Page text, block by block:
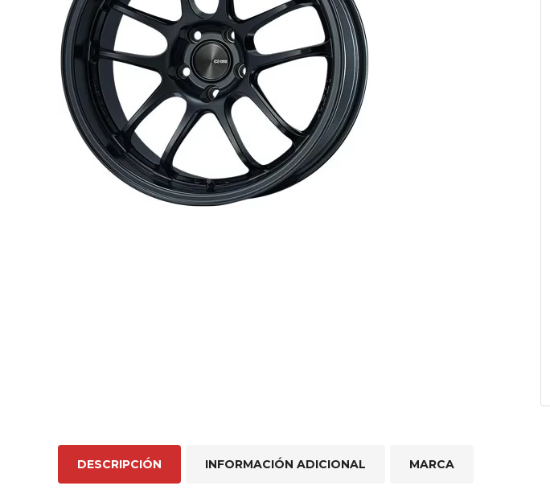
DESCRIPCIÓN INFORMACIÓN ADICIONAL MARCA